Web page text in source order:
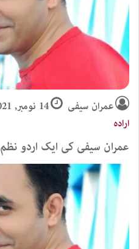
عمران سیفی 14 نومبر, 2021
ارادہ
عمران سیفی کی ایک اردو نظم